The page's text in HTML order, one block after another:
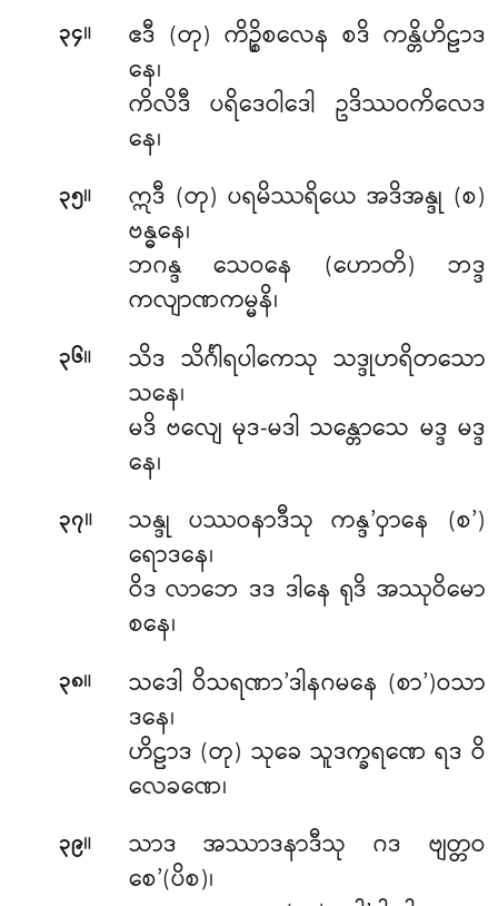
၃၄။
ဧဒီ (တု) ကိဉ္စိစလေန စဒိ ကန္တိဟိဠာဒ
နေ၊
ကိလိဒီ ပရိဒေဝါဒေါ ဥဒိဿဝကိလေဒ
နေ၊
၃၅။
ဣဒီ (တု) ပရမိဿရိယေ အဒိအန္ဒု (စ)
ဗန္ဓနေ၊
ဘဂန္ဒ သေဝနေ (ဟောတိ) ဘဒ္ဒ
ကလျာဏကမ္မနိ၊
၃၆။
သိဒ သိင်္ဂါရပါကေသု သဒ္ဒုဟရိတသော
သနေ၊
မဒိ ဗလျေ မုဒ-မဒါ သန္တောသေ မဒ္ဒ မဒ္ဒ
နေ၊
၃၇။
သန္ဒု ပဿဝနာဒီသု ကန္ဒ’ဝှာနေ (စ’)
ရောဒနေ၊
ဝိဒ လာဘေ ဒဒ ဒါနေ ရုဒိ အဿုဝိမော
စနေ၊
၃၈။
သဒေါ ဝိသရဏာ’ဒါနဂမနေ (စာ’)ဝသာ
ဒနေ၊
ဟိဠာဒ (တု) သုခေ သူဒက္ခရဏေ ရဒ ဝိ
လေခဏေ၊
၃၉။
သာဒ အဿာဒနာဒီသု ဂဒ ဗျတ္တဝ
စေ’(ပိစ)၊